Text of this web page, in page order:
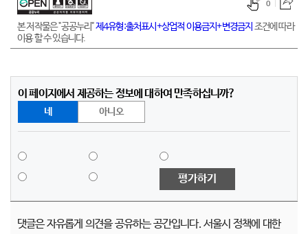
본 저작물은 "공공누리"제4유형:출처표시+상업적 이용금지+변경금지 조건에 따라
이용 할 수 있습니다.
0
이 페이지에서 제공하는 정보에 대하여 만족하십니까?
네 아니오
평가하기
댓글은 자유롭게 의견을 공유하는 공간입니다. 서울시 정책에 대한